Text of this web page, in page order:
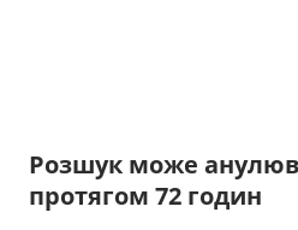
Розшук може
протягом 72 годин